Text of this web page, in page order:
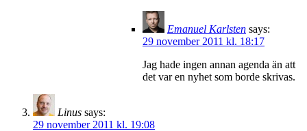
Emanuel Karlsten says:
29 november 2011 kl. 18:17
Jag hade ingen annan agenda än att
det var en nyhet som borde skrivas.
Linus says:
29 november 2011 kl. 19:08